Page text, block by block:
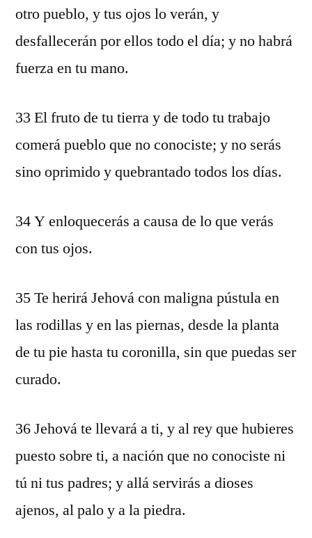
otro pueblo, y tus ojos lo verán, y
desfallecerán por ellos todo el día; y no habrá
fuerza en tu mano.
33 El fruto de tu tierra y de todo tu trabajo
comerá pueblo que no conociste; y no serás
sino oprimido y quebrantado todos los días.
34 Y enloquecerás a causa de lo que verás
con tus ojos.
35 Te herirá Jehová con maligna pústula en
las rodillas y en las piernas, desde la planta
de tu pie hasta tu coronilla, sin que puedas ser
curado.
36 Jehová te llevará a ti, y al rey que hubieres
puesto sobre ti, a nación que no conociste ni
tú ni tus padres; y allá servirás a dioses
ajenos, al palo y a la piedra.